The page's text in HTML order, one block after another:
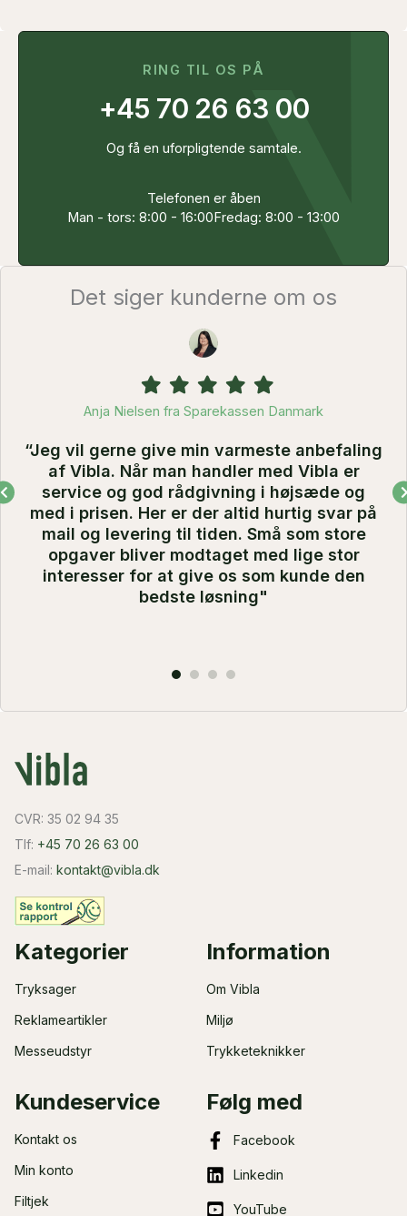
RING TIL OS PÅ
+45 70 26 63 00
Og få en uforpligtende samtale.
Telefonen er åben
Man - tors: 8:00 - 16:00Fredag: 8:00 - 13:00
Det siger kunderne om os
Filled
star
Filled
star
Filled
star
Filled
star
Filled
star
Anja Nielsen fra Sparekassen Danmark
“Jeg vil gerne give min varmeste anbefaling
af Vibla. Når man handler med Vibla er
service og god rådgivning i højsæde og
med i prisen. Her er der altid hurtig svar på
mail og levering til tiden. Små som store
opgaver bliver modtaget med lige stor
interesser for at give os som kunde den
bedste løsning"
CVR: 35 02 94 35
Tlf: +45 70 26 63 00
E-mail: kontakt@vibla.dk
Kategorier
Tryksager
Reklameartikler
Messeudstyr
Information
Om Vibla
Miljø
Trykketeknikker
Kundeservice
Kontakt os
Min konto
Filtjek
Følg med
Facebook
Linkedin
YouTube